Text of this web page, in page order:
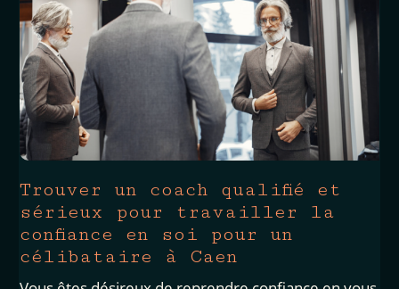
Trouver un coach qualifié et
sérieux pour travailler la
confiance en soi pour un
célibataire à Caen